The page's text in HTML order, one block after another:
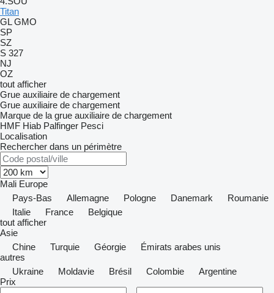
Titan
GL GMO
SP
SZ
S 327
NJ
OZ
tout afficher
Grue auxiliaire de chargement
Grue auxiliaire de chargement
Marque de la grue auxiliaire de chargement
HMF Hiab Palfinger Pesci
Localisation
Rechercher dans un périmètre
Mali Europe
Pays-Bas
Allemagne Pologne Danemark
Roumanie
Italie
France
Belgique
tout afficher
Asie
Chine
Turquie Géorgie
Émirats arabes unis
autres
Ukraine
Moldavie Brésil Colombie
Argentine
Prix